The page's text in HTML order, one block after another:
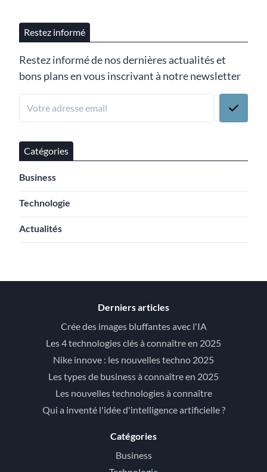
Restez informé
Restez informé de nos dernières actualités et
bons plans en vous inscrivant à notre newsletter
Catégories
Business
Technologie
Actualités
Derniers articles
Crée des images bluffantes avec l'IA
Les 4 technologies clés à connaître en 2025
Nike innove : les nouvelles techno 2025
Les types de business à connaître en 2025
Les nouvelles technologies à connaître
Qui a inventé l'idée d'intelligence artificielle ?
Catégories
Business